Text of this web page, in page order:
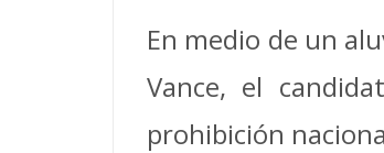
En medio de un
Vance, el
prohibición